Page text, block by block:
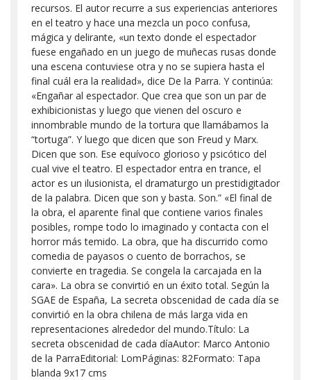
recursos. El autor recurre a sus experiencias anteriores
en el teatro y hace una mezcla un poco confusa,
mágica y delirante, «un texto donde el espectador
fuese engañado en un juego de muñecas rusas donde
una escena contuviese otra y no se supiera hasta el
final cuál era la realidad», dice De la Parra. Y continúa:
«Engañar al espectador. Que crea que son un par de
exhibicionistas y luego que vienen del oscuro e
innombrable mundo de la tortura que llamábamos la
“tortuga”. Y luego que dicen que son Freud y Marx.
Dicen que son. Ese equívoco glorioso y psicótico del
cual vive el teatro. El espectador entra en trance, el
actor es un ilusionista, el dramaturgo un prestidigitador
de la palabra. Dicen que son y basta. Son.” «El final de
la obra, el aparente final que contiene varios finales
posibles, rompe todo lo imaginado y contacta con el
horror más temido. La obra, que ha discurrido como
comedia de payasos o cuento de borrachos, se
convierte en tragedia. Se congela la carcajada en la
cara». La obra se convirtió en un éxito total. Según la
SGAE de España, La secreta obscenidad de cada día se
convirtió en la obra chilena de más larga vida en
representaciones alrededor del mundo.Título: La
secreta obscenidad de cada díaAutor: Marco Antonio
de la ParraEditorial: LomPáginas: 82Formato: Tapa
blanda 9x17 cms